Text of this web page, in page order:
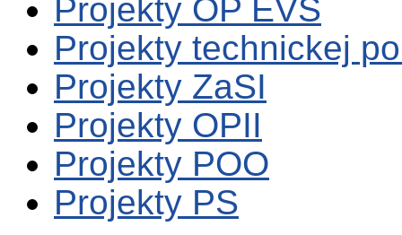
Projekty OP EVS
Projekty technickej
Projekty ZaSI
Projekty OPII
Projekty POO
Projekty PS